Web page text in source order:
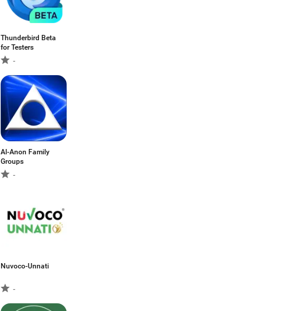
Thunderbird Beta
for Testers
-
Al-Anon Family
Groups
-
Nuvoco-Unnati
-